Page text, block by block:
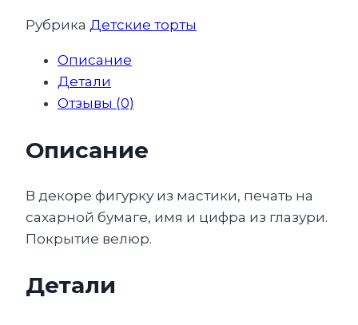
Рубрика Детские торты
Описание
Детали
Отзывы (0)
Описание
В декоре фигурку из мастики, печать на
сахарной бумаге, имя и цифра из глазури.
Покрытие велюр.
Детали